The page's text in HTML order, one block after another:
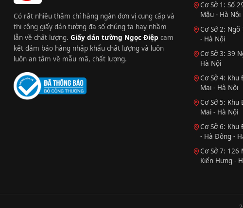
Có rất nhiều thậm chí hàng ngàn đơn vị cung cấp và
thi công giấy dán tường đa số chúng ta hay nhầm
lẫn về chất lượng. Giấy dán tường Ngọc Điệp cam
kết đảm bảo hàng nhập khẩu chất lượng và luôn
luôn an tâm về mẫu mã, chất lượng.
Cơ Sở 1: Số
Mậu - Hà Nội
Cơ Sở 2:
- Hà Nội
Cơ Sở 3: 39
Hà Nội
Cơ Sở 4:
Mai - Hà Nội
Cơ Sở 5:
Mai - Hà Nội
Cơ Sở 6:
- Hà Đông -
Cơ Sở 7: 126
Kiến Hưng -